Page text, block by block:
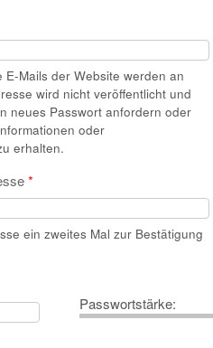
Mails der Website werden an
wird nicht veröffentlicht und
neues Passwort anfordern oder
oder
erhalten.
*
ein zweites Mal zur Bestätigung
Passwortstärke: